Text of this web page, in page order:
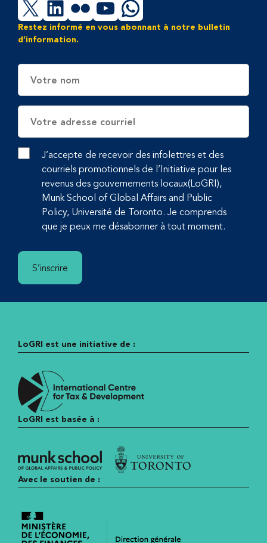
X LinkedIn
FlickrYouTubeWhatsApp
Restez informé en vous abonnant à notre bulletin
d’information.
électronique
J’accepte de recevoir des infolettres et des
courriels promotionnels de l’Initiative pour les
revenus des gouvernements locaux(LoGRI),
Munk School of Global Affairs and Public
Policy, Université de Toronto. Je comprends
que je peux me désabonner à tout moment.
S’inscrire
LoGRI est une initiative de :
LoGRI est basée à :
Avec le soutien de :